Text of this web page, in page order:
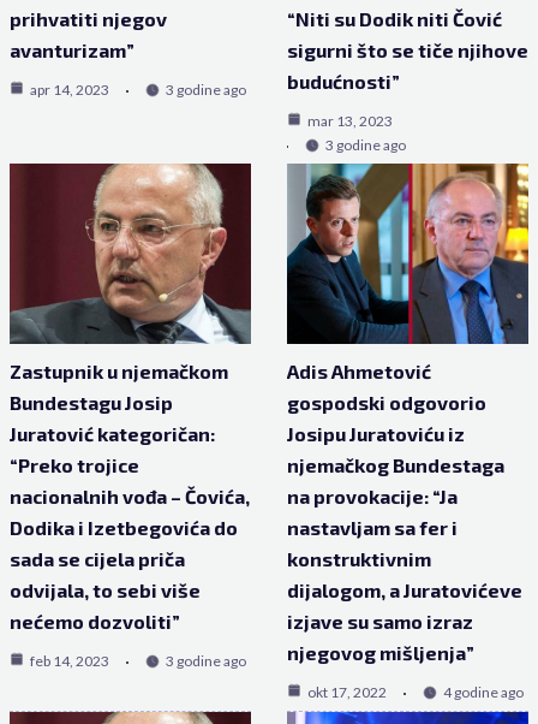
prihvatiti njegov
avanturizam”
apr 14, 2023 3 godine ago
“Niti su Dodik niti Čović
sigurni što se tiče njihove
budućnosti”
mar 13, 2023
3 godine ago
Zastupnik u njemačkom
Bundestagu Josip
Juratović kategoričan:
“Preko trojice
nacionalnih vođa – Čovića,
Dodika i Izetbegovića do
sada se cijela priča
odvijala, to sebi više
nećemo dozvoliti”
feb 14, 2023 3 godine ago
Adis Ahmetović
gospodski odgovorio
Josipu Juratoviću iz
njemačkog Bundestaga
na provokacije: “Ja
nastavljam sa fer i
konstruktivnim
dijalogom, a Juratovićeve
izjave su samo izraz
njegovog mišljenja”
okt 17, 2022 4 godine ago